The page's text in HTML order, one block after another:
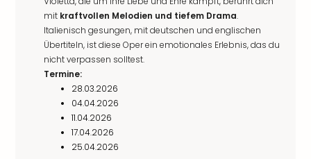
mit kraftvollen Melodien und tiefem Drama.
Italienisch gesungen, mit deutschen und englischen
Übertiteln, ist diese Oper ein emotionales Erlebnis, das du
nicht verpassen solltest.
Termine:
28.03.2026
04.04.2026
11.04.2026
17.04.2026
25.04.2026